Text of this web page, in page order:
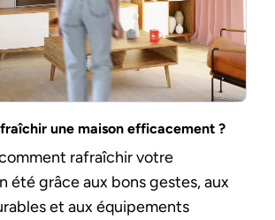
une maison efficacement ?
rafraîchir votre
été grâce aux bons gestes, aux
et aux équipements